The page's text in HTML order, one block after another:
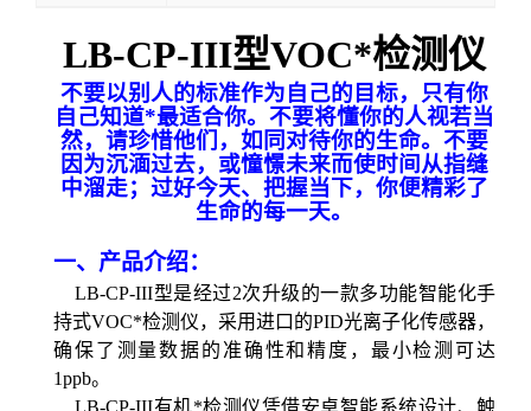
LB-CP-III型VOC*检测仪
不要以别人的标准作为自己的目标，只有你
自己知道*最适合你。不要将懂你的人视若当
然，请珍惜他们，如同对待你的生命。不要
因为沉湎过去，或憧憬未来而使时间从指缝
中溜走；过好今天、把握当下，你便精彩了
生命的每一天。
一、产品介绍：
LB-CP-III型是经过2次升级的一款多功能智能化手
持式VOC*检测仪，采用进口的PID光离子化传感器，
确保了测量数据的准确性和精度，最小检测可达
1ppb。
LB-CP-III有机*检测仪凭借安卓智能系统设计、触